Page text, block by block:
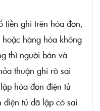
tiền ghi trên hóa đơn,
hoặc hàng hóa không
thì người bán và
thuận ghi rõ sai
hóa đơn điện tử
điện tử đã lập có sai